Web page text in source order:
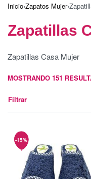
Inicio›Zapatos Mujer›
Zapatillas
Zapatillas Casa Mujer
MOSTRANDO 151
Filtrar